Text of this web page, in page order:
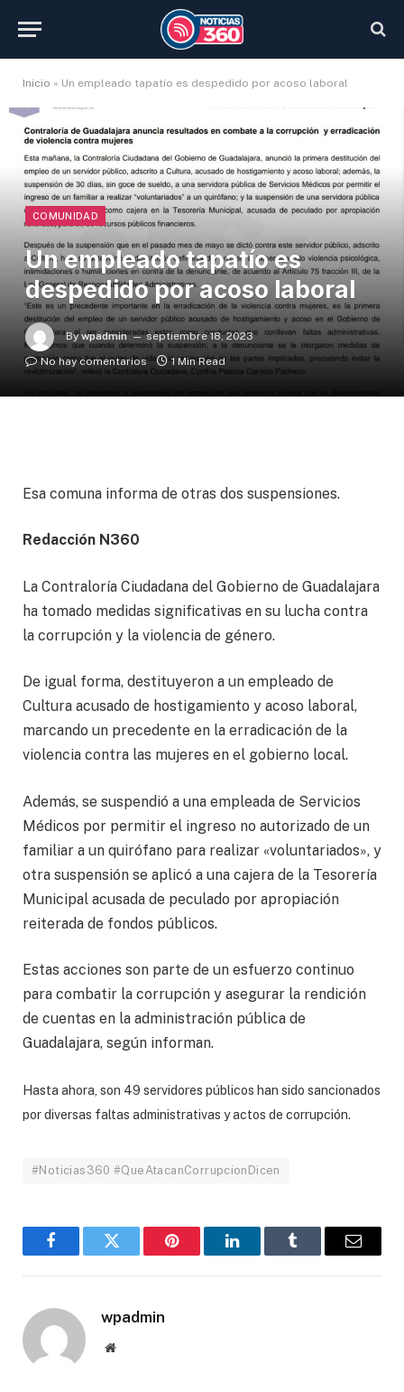
Inicio » Un empleado tapatío es despedido por acoso laboral
COMUNIDAD
Un empleado tapatío es
despedido por acoso laboral
By wpadmin
septiembre 18, 2023
No hay comentarios
1 Min Read
Esa comuna informa de otras dos suspensiones.
Redacción N360
La Contraloría Ciudadana del Gobierno de Guadalajara
ha tomado medidas significativas en su lucha contra
la corrupción y la violencia de género.
De igual forma, destituyeron a un empleado de
Cultura acusado de hostigamiento y acoso laboral,
marcando un precedente en la erradicación de la
violencia contra las mujeres en el gobierno local.
Además, se suspendió a una empleada de Servicios
Médicos por permitir el ingreso no autorizado de un
familiar a un quirófano para realizar «voluntariados», y
otra suspensión se aplicó a una cajera de la Tesorería
Municipal acusada de peculado por apropiación
reiterada de fondos públicos.
Estas acciones son parte de un esfuerzo continuo
para combatir la corrupción y asegurar la rendición
de cuentas en la administración pública de
Guadalajara, según informan.
Hasta ahora, son 49 servidores públicos han sido sancionados
por diversas faltas administrativas y actos de corrupción.
#Noticias360 #QueAtacanCorrupcionDicen
FacebookTwitter Pinterest LinkedInTumblr Email
wpadmin
Website